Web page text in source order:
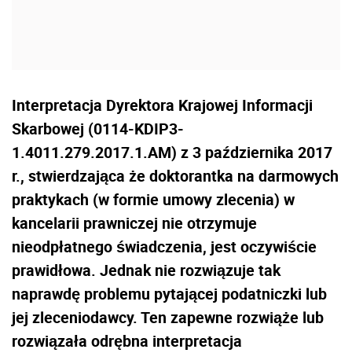
Interpretacja Dyrektora Krajowej Informacji
Skarbowej (0114-KDIP3-
1.4011.279.2017.1.AM) z 3 października 2017
r., stwierdzająca że doktorantka na darmowych
praktykach (w formie umowy zlecenia) w
kancelarii prawniczej nie otrzymuje
nieodpłatnego świadczenia, jest oczywiście
prawidłowa. Jednak nie rozwiązuje tak
naprawdę problemu pytającej podatniczki lub
jej zleceniodawcy. Ten zapewne rozwiąże lub
rozwiązała odrębna interpretacja